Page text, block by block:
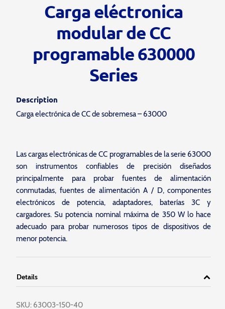
Carga eléctronica
modular de CC
programable 630000
Series
Description
Carga electrónica de CC de sobremesa – 63000
Las cargas electrónicas de CC programables de la serie 63000
son instrumentos confiables de precisión diseñados
principalmente para probar fuentes de alimentación
conmutadas, fuentes de alimentación A / D, componentes
electrónicos de potencia, adaptadores, baterías 3C y
cargadores. Su potencia nominal máxima de 350 W lo hace
adecuado para probar numerosos tipos de dispositivos de
menor potencia.
Details
SKU: 63003-150-40